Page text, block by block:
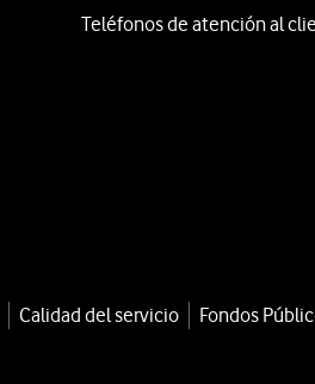
Teléfonos de atención al
Calidad del servicio Fondos